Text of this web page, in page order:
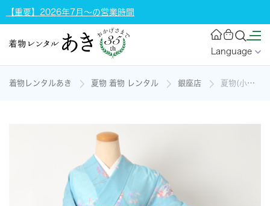
【重要】2026年7月～の営業時間
Language
着物レンタルあき 夏物 着物 レンタル 銀座店 夏物(小紋ポリ)の着物レンタル